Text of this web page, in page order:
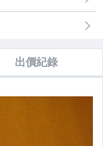
出價紀錄